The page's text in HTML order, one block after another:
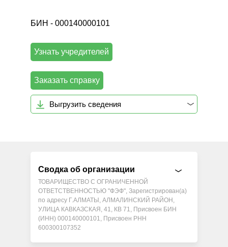
БИН - 000140000101
Узнать учредителей
Заказать справку
Выгрузить сведения
Сводка об организации
ТОВАРИЩЕСТВО С ОГРАНИЧЕННОЙ
ОТВЕТСТВЕННОСТЬЮ "ФЭФ", Зарегистрирован(а)
по адресу Г.АЛМАТЫ, АЛМАЛИНСКИЙ РАЙОН,
УЛИЦА КАВКАЗСКАЯ, 41, КВ 71, Присвоен БИН
(ИНН) 000140000101, Присвоен РНН
600300107352